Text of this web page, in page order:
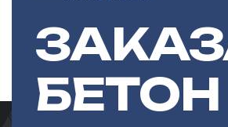
БЕТОН